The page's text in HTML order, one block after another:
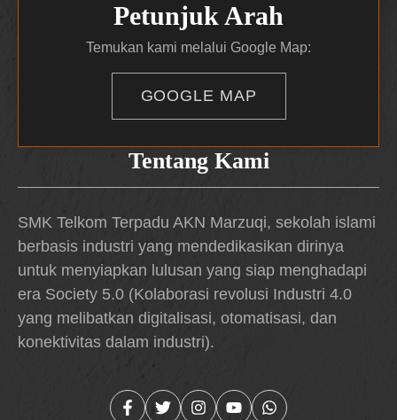
Tentang Kami
SMK Telkom Terpadu AKN Marzuqi, sekolah islami
berbasis industri yang mendedikasikan dirinya
untuk menyiapkan lulusan yang siap menghadapi
era Society 5.0 (Kolaborasi revolusi Industri 4.0
yang melibatkan digitalisasi, otomatisasi, dan
konektivitas dalam industri).
Petunjuk Arah
Temukan kami melalui Google Map:
GOOGLE MAP